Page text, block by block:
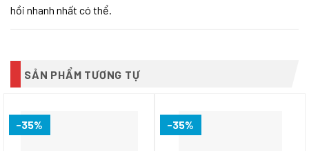
hồi nhanh nhất có thể.
SẢN PHẨM TƯƠNG TỰ
-35% -35%